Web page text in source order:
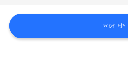
কেস
ভালো দাম